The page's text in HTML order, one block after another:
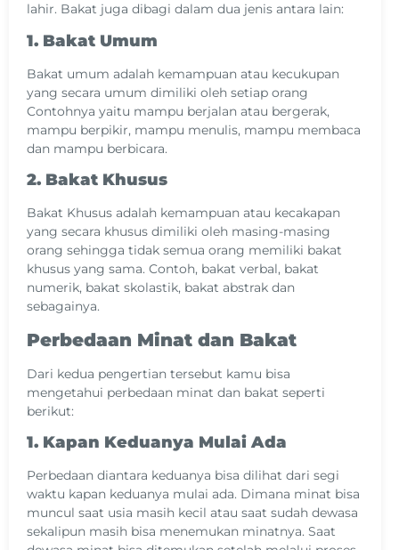
lahir. Bakat juga dibagi dalam dua jenis antara lain:
1. Bakat Umum
Bakat umum adalah kemampuan atau kecukupan
yang secara umum dimiliki oleh setiap orang
Contohnya yaitu mampu berjalan atau bergerak,
mampu berpikir, mampu menulis, mampu membaca
dan mampu berbicara.
2. Bakat Khusus
Bakat Khusus adalah kemampuan atau kecakapan
yang secara khusus dimiliki oleh masing-masing
orang sehingga tidak semua orang memiliki bakat
khusus yang sama. Contoh, bakat verbal, bakat
numerik, bakat skolastik, bakat abstrak dan
sebagainya.
Perbedaan Minat dan Bakat
Dari kedua pengertian tersebut kamu bisa
mengetahui perbedaan minat dan bakat seperti
berikut:
1. Kapan Keduanya Mulai Ada
Perbedaan diantara keduanya bisa dilihat dari segi
waktu kapan keduanya mulai ada. Dimana minat bisa
muncul saat usia masih kecil atau saat sudah dewasa
sekalipun masih bisa menemukan minatnya. Saat